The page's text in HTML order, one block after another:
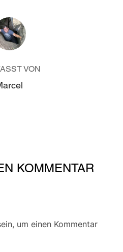
VON
KOMMENTAR
um einen Kommentar